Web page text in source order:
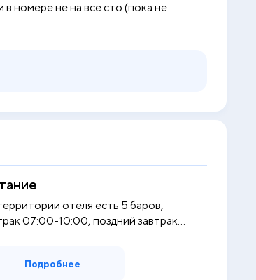
номере не на все сто (пока не
отеля есть 5 баров,
07:00-10:00, поздний завтрак
Подробнее